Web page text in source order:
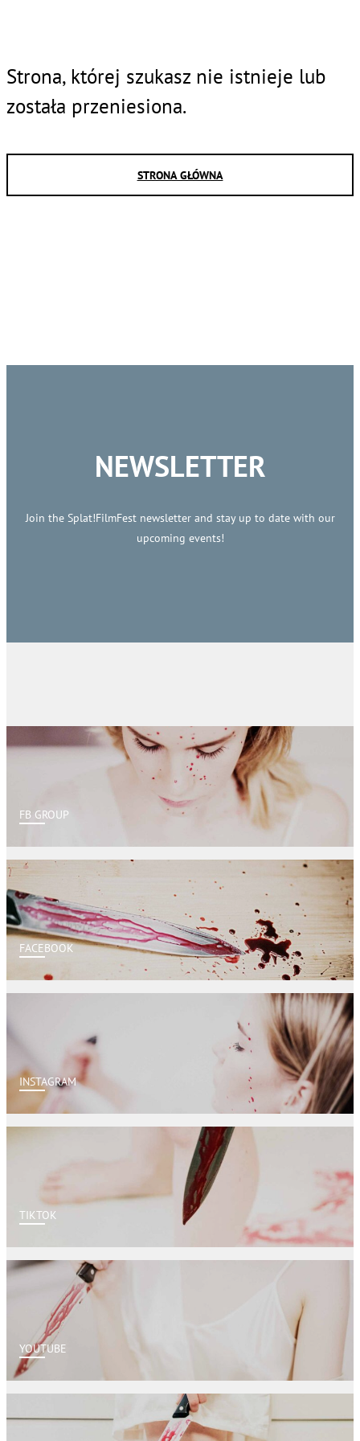
Strona, której szukasz nie istnieje lub
została przeniesiona.
STRONA GŁÓWNA
NEWSLETTER
Join the Splat!FilmFest newsletter and stay up to date with our
upcoming events!
FB GROUP
FACEBOOK
INSTAGRAM
TIKTOK
YOUTUBE